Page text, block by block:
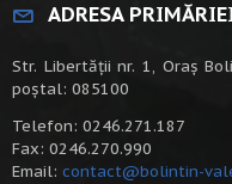
ADRESA
Str. Libertății nr. 1, Oraș
poștal: 085100
Telefon: 0246.271.187
Fax: 0246.270.990
Email: contact@bolintin-